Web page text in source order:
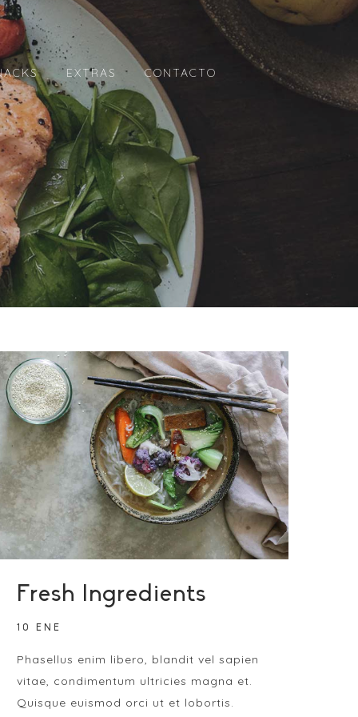
EXTRAS CONTACTO
Fresh Ingredients
10 ENE
Phasellus enim libero, blandit vel sapien
vitae, condimentum ultricies magna et.
Quisque euismod orci ut et lobortis.